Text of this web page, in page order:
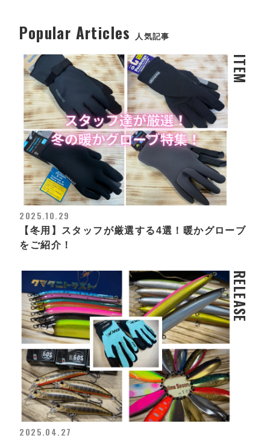
Popular Articles 人気記事
ITEM
2025.10.29
【冬用】スタッフが厳選する4選！暖かグローブ
をご紹介！
RELEASE
2025.04.27